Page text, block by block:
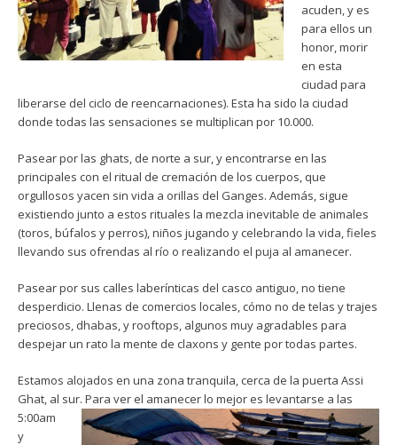
acuden, y es
para ellos un
honor, morir
en esta
ciudad para
liberarse del ciclo de reencarnaciones). Esta ha sido la ciudad
donde todas las sensaciones se multiplican por 10.000.
Pasear por las ghats, de norte a sur, y encontrarse en las
principales con el ritual de cremación de los cuerpos, que
orgullosos yacen sin vida a orillas del Ganges. Además, sigue
existiendo junto a estos rituales la mezcla inevitable de animales
(toros, búfalos y perros), niños jugando y celebrando la vida, fieles
llevando sus ofrendas al río o realizando el puja al amanecer.
Pasear por sus calles laberínticas del casco antiguo, no tiene
desperdicio. Llenas de comercios locales, cómo no de telas y trajes
preciosos, dhabas, y rooftops, algunos muy agradables para
despejar un rato la mente de claxons y gente por todas partes.
Estamos alojados en una zona tranquila, cerca de la puerta Assi
Ghat, al sur. Para ver el amanecer lo mejor es levantarse a las
5:00am
y